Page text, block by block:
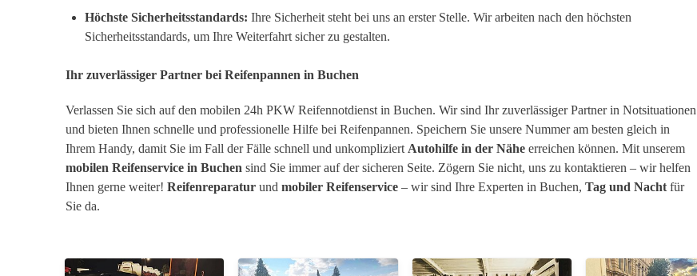
Höchste Sicherheitsstandards: Ihre Sicherheit steht bei uns an erster Stelle. Wir arbeiten nach den höchsten
Sicherheitsstandards, um Ihre Weiterfahrt sicher zu gestalten.
Ihr zuverlässiger Partner bei Reifenpannen in Buchen
Verlassen Sie sich auf den mobilen 24h PKW Reifennotdienst in Buchen. Wir sind Ihr zuverlässiger Partner in Notsituationen
und bieten Ihnen schnelle und professionelle Hilfe bei Reifenpannen. Speichern Sie unsere Nummer am besten gleich in
Ihrem Handy, damit Sie im Fall der Fälle schnell und unkompliziertAutohilfe in der Nähe erreichen können. Mit unserem
mobilen Reifenservice in Buchen sind Sie immer auf der sicheren Seite. Zögern Sie nicht, uns zu kontaktieren – wir helfen
Ihnen gerne weiter! Reifenreparatur und mobiler Reifenservice – wir sind Ihre Experten in Buchen, Tag und Nachtfür
Sie da.